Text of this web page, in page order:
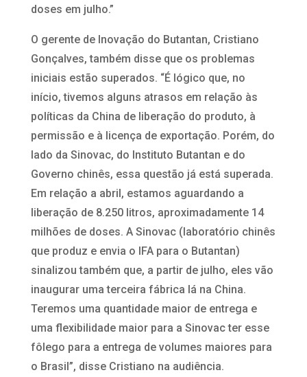
doses em julho.”
O gerente de Inovação do Butantan, Cristiano
Gonçalves, também disse que os problemas
iniciais estão superados. “É lógico que, no
início, tivemos alguns atrasos em relação às
políticas da China de liberação do produto, à
permissão e à licença de exportação. Porém, do
lado da Sinovac, do Instituto Butantan e do
Governo chinês, essa questão já está superada.
Em relação a abril, estamos aguardando a
liberação de 8.250 litros, aproximadamente 14
milhões de doses. A Sinovac (laboratório chinês
que produz e envia o IFA para o Butantan)
sinalizou também que, a partir de julho, eles vão
inaugurar uma terceira fábrica lá na China.
Teremos uma quantidade maior de entrega e
uma flexibilidade maior para a Sinovac ter esse
fôlego para a entrega de volumes maiores para
o Brasil”, disse Cristiano na audiência.